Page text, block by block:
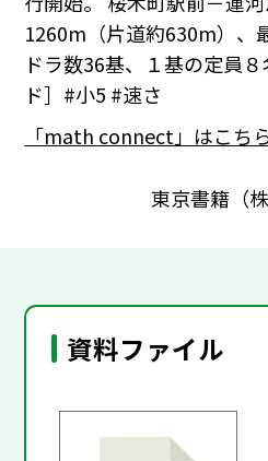
1260m（片道約630m）、
ドラ数36基、１基の定員
ド］#小5 #速さ
「math connect」はこち
東京書籍（
資料ファイル